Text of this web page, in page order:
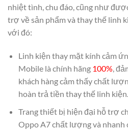
nhiệt tình, chu đáo, cũng như
trợ về sản phẩm và thay thế linh
với đó:
Linh kiện thay mặt kính cảm
Mobile là chính hãng 100%,
khách hàng cảm thấy chất
hoàn trả tiền thay thế linh kiện.
Trang thiết bị hiện đại hỗ trợ
Oppo A7 chất lượng và nhanh